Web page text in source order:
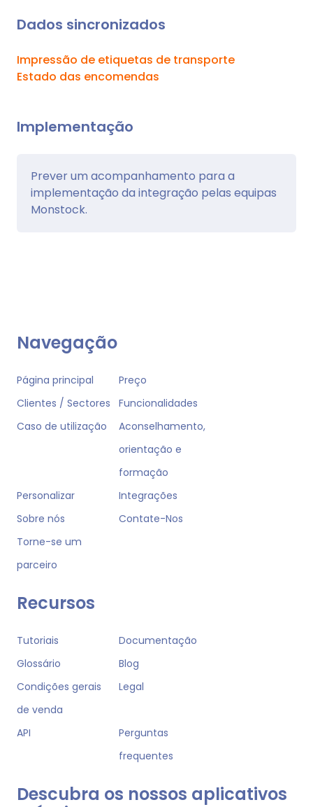
Dados sincronizados
Impressão de etiquetas de transporte
Estado das encomendas
Implementação
Prever um acompanhamento para a
implementação da integração pelas equipas
Monstock.
Navegação
Página principal
Preço
Clientes / Sectores
Funcionalidades
Caso de utilização
Aconselhamento,
orientação e
formação
Personalizar
Integrações
Sobre nós
Contate-Nos
Torne-se um
parceiro
Recursos
Tutoriais
Documentação
Glossário
Blog
Condições gerais
de venda
Legal
API
Perguntas
frequentes
Descubra os nossos aplicativos